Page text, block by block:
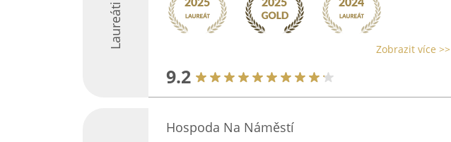
Laureáti Zobrazit více >>
9.2
Hospoda Na Náměstí